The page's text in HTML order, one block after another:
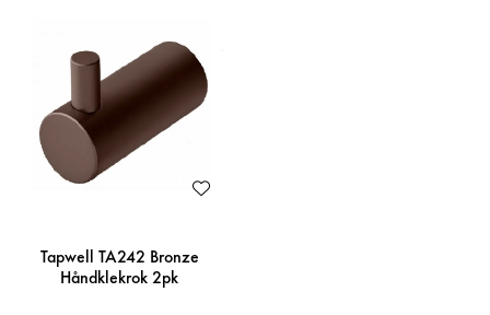
Tapwell TA242 Bronze
Håndklekrok 2pk